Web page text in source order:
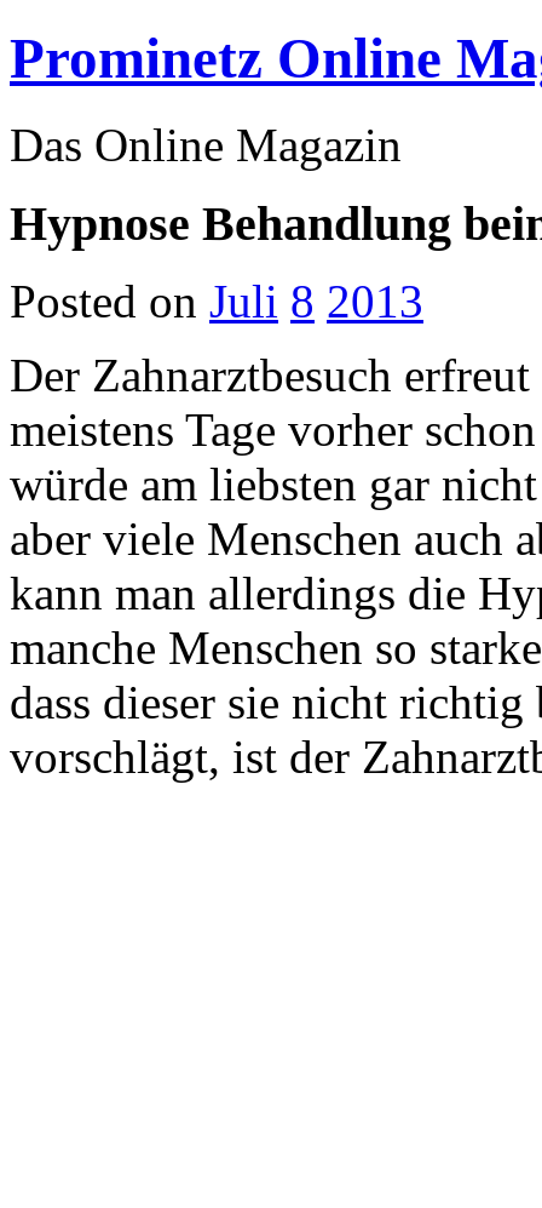
Prominetz Online
Das Online Magazin
Hypnose Behandlung
Posted on Juli 8 2013
Der Zahnarztbesuch
meistens Tage vorher
würde am liebsten gar
aber viele Menschen auch
kann man allerdings die
manche Menschen so
dass dieser sie nicht
vorschlägt, ist der